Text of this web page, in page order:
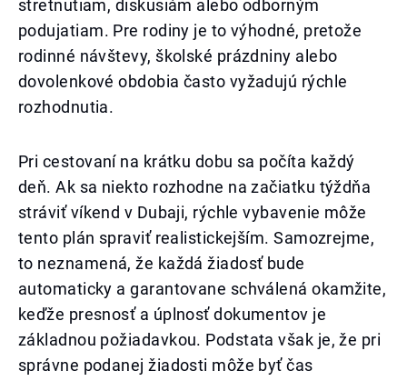
stretnutiam, diskusiám alebo odborným
podujatiam. Pre rodiny je to výhodné, pretože
rodinné návštevy, školské prázdniny alebo
dovolenkové obdobia často vyžadujú rýchle
rozhodnutia.
Pri cestovaní na krátku dobu sa počíta každý
deň. Ak sa niekto rozhodne na začiatku týždňa
stráviť víkend v Dubaji, rýchle vybavenie môže
tento plán spraviť realistickejším. Samozrejme,
to neznamená, že každá žiadosť bude
automaticky a garantovane schválená okamžite,
keďže presnosť a úplnosť dokumentov je
základnou požiadavkou. Podstata však je, že pri
správne podanej žiadosti môže byť čas